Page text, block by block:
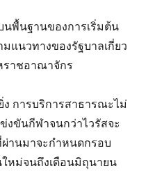
นพื้นฐานของการเริ่มต้น
แนวทางของรัฐบาลเกี่ยว
ราชอาณาจักร
การบริการสาธารณะไม่
งขันกีฬาจนกว่าไวรัสจะ
านมาจะกำหนดกรอบ
ใหม่จนถึงเดือนมิถุนายน